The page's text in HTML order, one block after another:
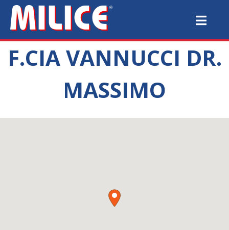
F.CIA VANNUCCI DR.
MASSIMO